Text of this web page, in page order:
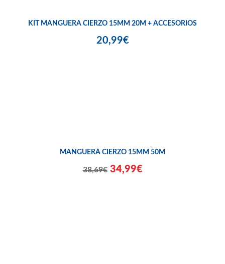
KIT MANGUERA CIERZO 15MM 20M + ACCESORIOS
20,99€
MANGUERA CIERZO 15MM 50M
38,69€ 34,99€